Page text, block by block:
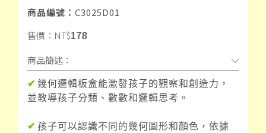
商品編號： C3025D01
售價： NT$178
商品簡述：
✔ 幾何邏輯板盒能激發孩子的觀察和創造力，
並教導孩子分類、數數和邏輯思考。
✔ 孩子可以認識不同的幾何圖形和顏色，依據